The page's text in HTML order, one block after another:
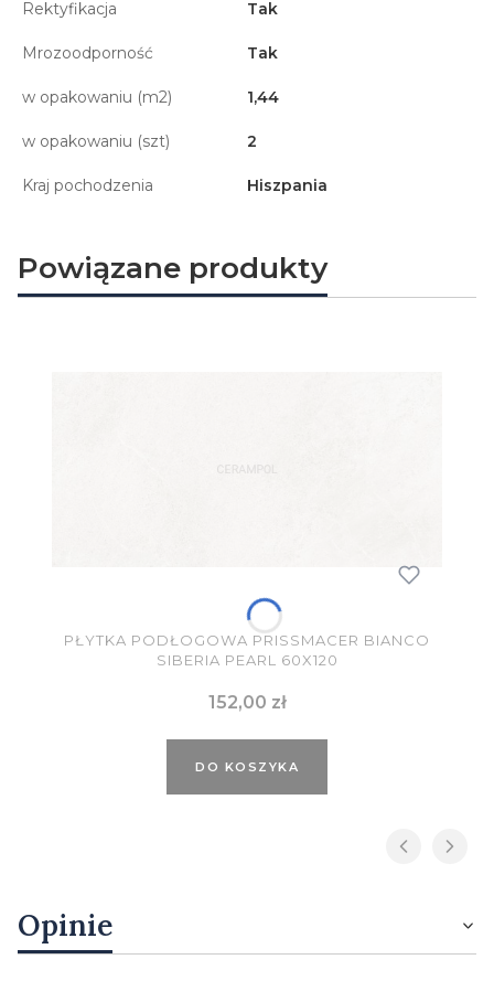
Rektyfikacja Tak
Mrozoodporność Tak
w opakowaniu (m2) 1,44
w opakowaniu (szt) 2
Kraj pochodzenia Hiszpania
Powiązane produkty
PŁYTKA PODŁOGOWA PRISSMACER BIANCO
SIBERIA PEARL 60X120
Cena
152,00 zł
DO KOSZYKA
Opinie